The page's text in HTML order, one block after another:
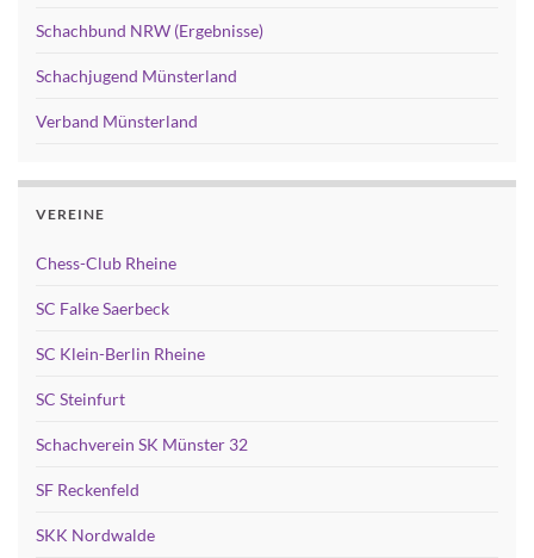
Schachbund NRW (Ergebnisse)
Schachjugend Münsterland
Verband Münsterland
VEREINE
Chess-Club Rheine
SC Falke Saerbeck
SC Klein-Berlin Rheine
SC Steinfurt
Schachverein SK Münster 32
SF Reckenfeld
SKK Nordwalde